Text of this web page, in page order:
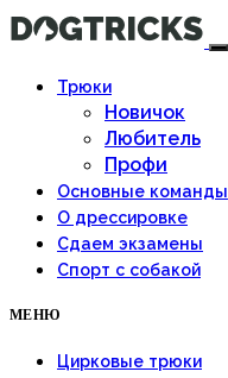
Трюки
Новичок
Любитель
Профи
Основные команды
О дрессировке
Сдаем экзамены
Спорт с собакой
МЕНЮ
Цирковые трюки